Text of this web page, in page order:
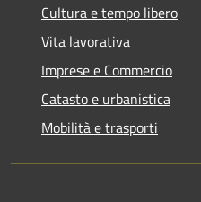
Cultura e tempo libero
Vita lavorativa
Imprese e Commercio
Catasto e urbanistica
Mobilità e trasporti